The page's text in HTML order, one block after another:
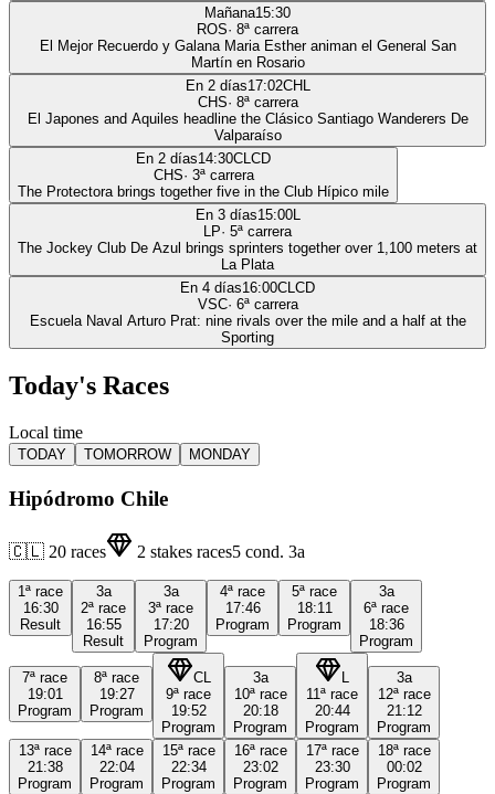
Mañana15:30
ROS· 8ª carrera
El Mejor Recuerdo y Galana Maria Esther animan el General San
Martín en Rosario
En 2 días17:02CHL
CHS· 8ª carrera
El Japones and Aquiles headline the Clásico Santiago Wanderers De
Valparaíso
En 2 días14:30CLCD
CHS· 3ª carrera
The Protectora brings together five in the Club Hípico mile
En 3 días15:00L
LP· 5ª carrera
The Jockey Club De Azul brings sprinters together over 1,100 meters at
La Plata
En 4 días16:00CLCD
VSC· 6ª carrera
Escuela Naval Arturo Prat: nine rivals over the mile and a half at the
Sporting
Today's Races
Local time
TODAY TOMORROW MONDAY
Hipódromo Chile
🇨🇱 20 races 2 stakes races5 cond. 3a
1ª race
16:30
Result
3a
2ª race
16:55
Result
3a
3ª race
17:20
Program
4ª race
17:46
Program
5ª race
18:11
Program
3a
6ª race
18:36
Program
7ª race
19:01
Program
8ª race
19:27
Program
CL
9ª race
19:52
Program
3a
10ª race
20:18
Program
L
11ª race
20:44
Program
3a
12ª race
21:12
Program
13ª race
21:38
Program
14ª race
22:04
Program
15ª race
22:34
Program
16ª race
23:02
Program
17ª race
23:30
Program
18ª race
00:02
Program